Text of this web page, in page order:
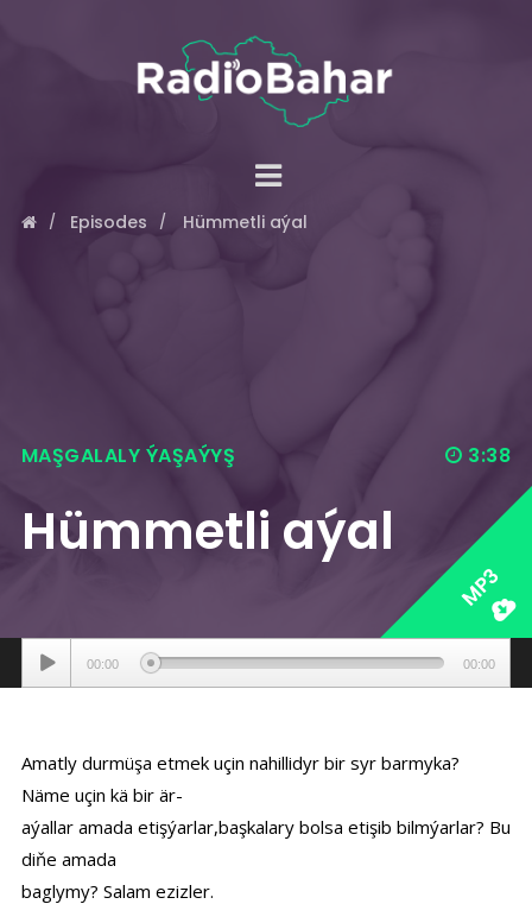
Episodes Hümmetli aýal
MAŞGALALY ÝAŞAÝYŞ 3:38
Hümmetli aýal
MP3
Аудиоплеер
00:00 00:00
Amatly durmüşa etmek uçin nahillidyr bir syr barmyka?
Näme uçin kä bir är-
aýallar amada etişýarlar,başkalary bolsa etişib bilmýarlar? Bu
diňe amada
baglymy? Salam ezizler.